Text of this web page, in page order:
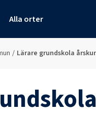
Alla orter
/ Lärare grundskola